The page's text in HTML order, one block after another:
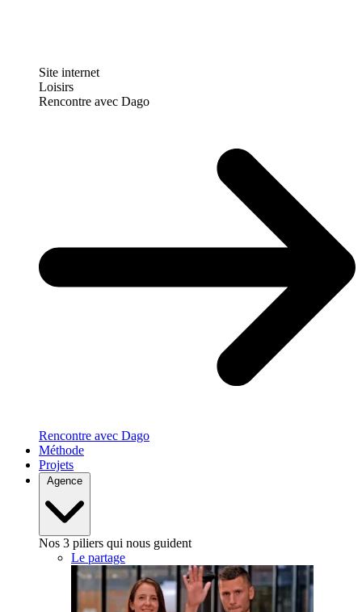
Site internet
Loisirs
Rencontre avec Dago
Rencontre avec Dago
Méthode
Projets
Agence
Nos 3 piliers qui nous guident
Le partage